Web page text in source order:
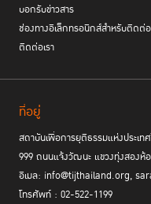
บอกรับข่าวสาร
ช่องทางอิเล็กทรอนิกส์สำหรับติดต่
ติดต่อเรา
ที่อยู่
สถาบันเพื่อการยุติธรรมแห่งประเท
999 ถนนแจ้งวัฒนะ แขวงทุ่งสองห้
อีเมล: info@tijthailand.org,
โทรศัพท์ : 02-522-1199